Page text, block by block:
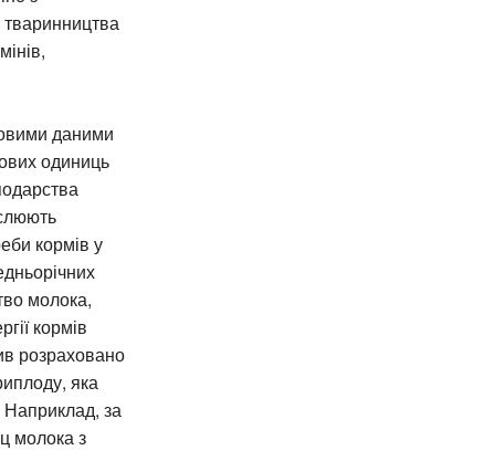
даними
одиниць
кормів у
молока,
кормів
розраховано
яка
Наприклад, за
молока з